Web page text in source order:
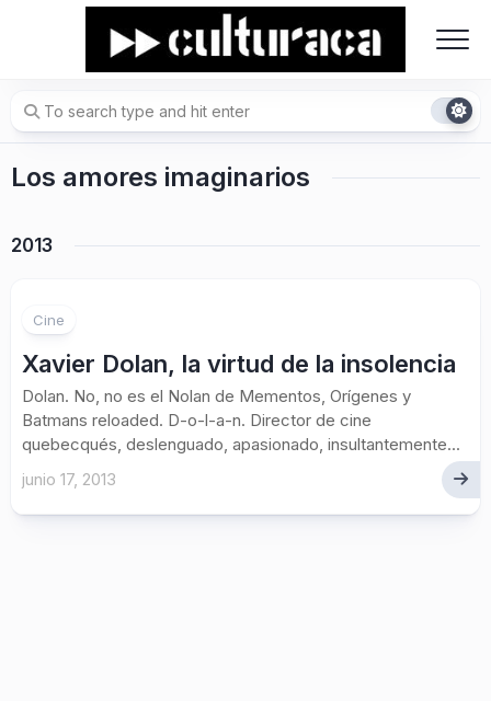
Los amores imaginarios
2013
Cine
Xavier Dolan, la virtud de la insolencia
Dolan. No, no es el Nolan de Mementos, Orígenes y
Batmans reloaded. D-o-l-a-n. Director de cine
quebecqués, deslenguado, apasionado, insultantemente...
junio 17, 2013